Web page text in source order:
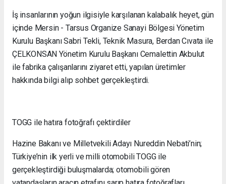
İş insanlarının yoğun ilgisiyle karşılanan kalabalık heyet, gün
içinde Mersin - Tarsus Organize Sanayi Bölgesi Yönetim
Kurulu Başkanı Sabri Tekli, Teknik Masura, Berdan Cıvata ile
ÇELKONSAN Yönetim Kurulu Başkanı Cemalettin Akbulut
ile fabrika çalışanlarını ziyaret etti, yapılan üretimler
hakkında bilgi alıp sohbet gerçekleştirdi.
TOGG ile hatıra fotoğrafı çektirdiler
Hazine Bakanı ve Milletvekili Adayı Nureddin Nebati’nin;
Türkiye’nin ilk yerli ve milli otomobili TOGG ile
gerçekleştirdiği buluşmalarda; otomobili gören